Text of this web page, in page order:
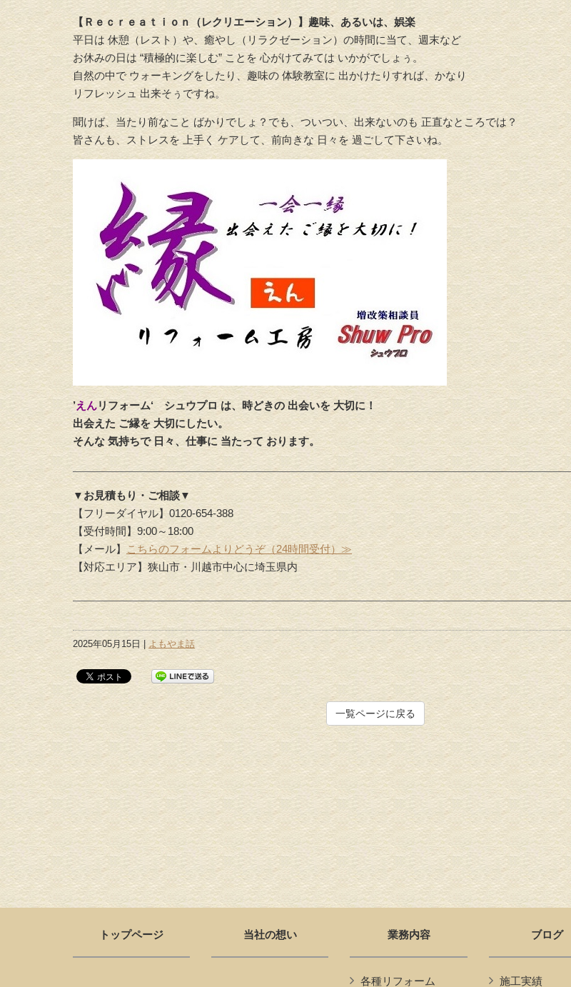
【Ｒｅｃｒｅａｔｉｏｎ（レクリエーション）】趣味、 あるいは、娯楽
平日は 休憩（レスト）や、癒やし（リラクゼーション） の時間に当て、週末など
お休みの日は “積極的に楽しむ” ことを 心がけてみては いかがでしょぅ。
自然の中で ウォーキングをしたり、 趣味の 体験教室に 出かけたりすれば、 かなり
リフレッシュ 出来そぅですね。
聞けば、当たり前なこと ばかりでしょ？でも、ついつい、出来ないのも 正直なところでは？
皆さんも、 ストレスを 上手く ケアして、前向きな 日々を 過ごして下さいね。
’えんリフォーム‘ シュウプロ は、時どきの 出会いを 大切に！
出会えた ご縁を 大切にしたい。
そんな 気持ちで 日々、仕事に 当たって おります。
▼お見積もり・ご相談▼
【フリーダイヤル】0120-654-388
【受付時間】9:00～18:00
【メール】
こちらのフォームよりどうぞ（24時間受付）≫
【対応エリア】狭山市・川越市中心に埼玉県内
2025年05月15日 | よもやま話
一覧ページに戻る
トップページ 当社の想い 業務内容
各種リフォーム
ブログ
施工実績